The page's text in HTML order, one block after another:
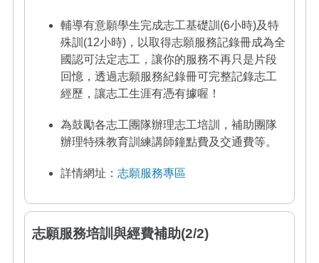
輔導有意願學生完成志工基礎訓(6小時)及特
殊訓(12小時)，以取得志願服務記錄冊成為全
國認可法定志工，讓你的服務不再只是片段
回憶，透過志願服務紀錄冊可完整記錄志工
經歷，讓志工生涯有憑有據喔！
為鼓勵各志工團隊辦理志工培訓，補助團隊
辦理特殊教育訓練講師鐘點費及交通費等。
詳情網址： 志願服務專區
志願服務培訓與經費補助(2/2)